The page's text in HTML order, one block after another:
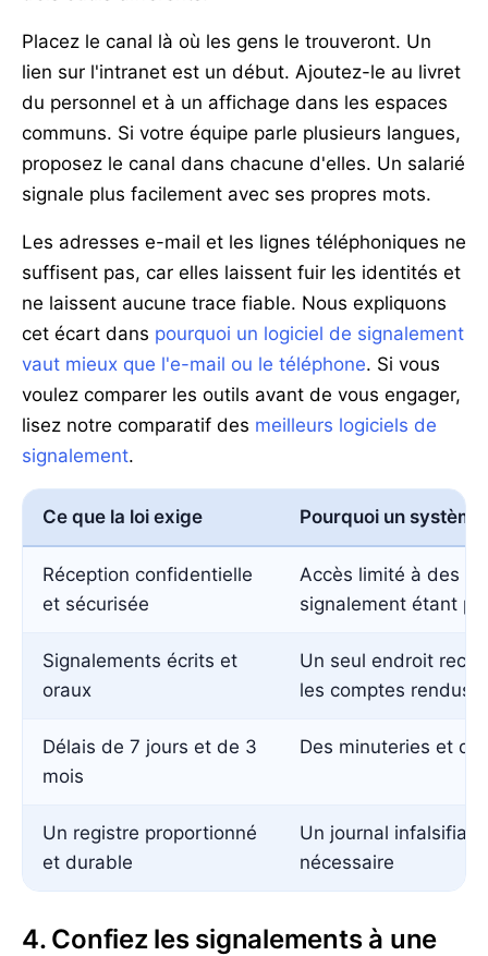
Placez le canal là où les gens le trouveront. Un
lien sur l'intranet est un début. Ajoutez-le au livret
du personnel et à un affichage dans les espaces
communs. Si votre équipe parle plusieurs langues,
proposez le canal dans chacune d'elles. Un salarié
signale plus facilement avec ses propres mots.
Les adresses e-mail et les lignes téléphoniques ne
suffisent pas, car elles laissent fuir les identités et
ne laissent aucune trace fiable. Nous expliquons
cet écart dans pourquoi un logiciel de signalement
vaut mieux que l'e-mail ou le téléphone. Si vous
voulez comparer les outils avant de vous engager,
lisez notre comparatif des meilleurs logiciels de
signalement.
Ce que la loi exige Pourquoi un
Réception confidentielle
et sécurisée
Accès limité à des
signalement étant
Signalements écrits et
oraux
Un seul endroit
les comptes rendus
Délais de 7 jours et de 3
mois
Des minuteries et
Un registre proportionné
et durable
Un journal
nécessaire
4. Confiez les signalements à une